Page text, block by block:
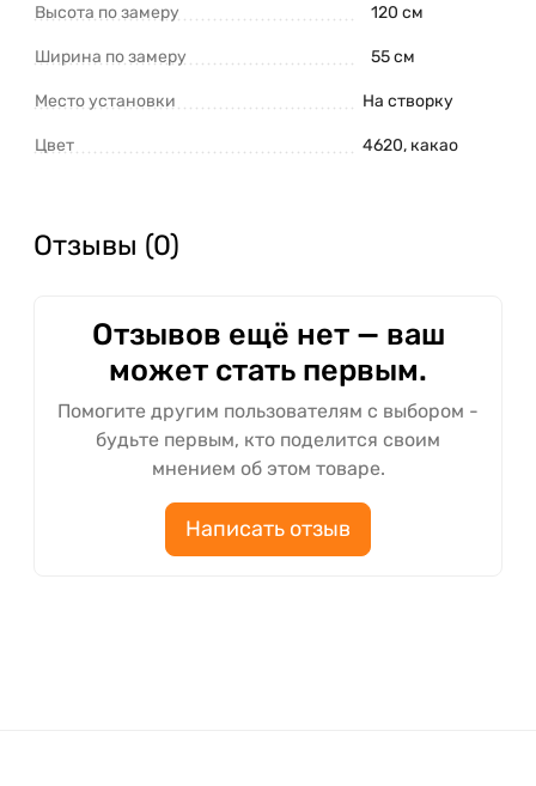
Высота по замеру 120 см
Ширина по замеру 55 см
Место установки На створку
Цвет 4620, какао
Отзывы (0)
Отзывов ещё нет — ваш
может стать первым.
Помогите другим пользователям с выбором -
будьте первым, кто поделится своим
мнением об этом товаре.
Написать отзыв